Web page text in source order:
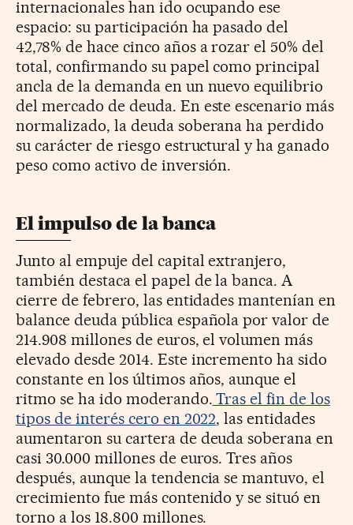
internacionales han ido ocupando ese
espacio: su participación ha pasado del
42,78% de hace cinco años a rozar el 50% del
total, confirmando su papel como principal
ancla de la demanda en un nuevo equilibrio
del mercado de deuda. En este escenario más
normalizado, la deuda soberana ha perdido
su carácter de riesgo estructural y ha ganado
peso como activo de inversión.
El impulso de la banca
Junto al empuje del capital extranjero,
también destaca el papel de la banca. A
cierre de febrero, las entidades mantenían en
balance deuda pública española por valor de
214.908 millones de euros, el volumen más
elevado desde 2014. Este incremento ha sido
constante en los últimos años, aunque el
ritmo se ha ido moderando. Tras el fin de los
tipos de interés cero en 2022, las entidades
aumentaron su cartera de deuda soberana en
casi 30.000 millones de euros. Tres años
después, aunque la tendencia se mantuvo, el
crecimiento fue más contenido y se situó en
torno a los 18.800 millones.